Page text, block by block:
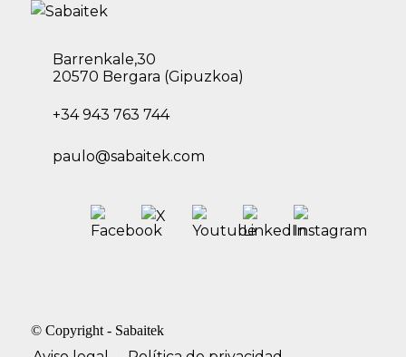
Barrenkale,30
20570 Bergara (Gipuzkoa)
+34 943 763 744
paulo@sabaitek.com
© Copyright - Sabaitek